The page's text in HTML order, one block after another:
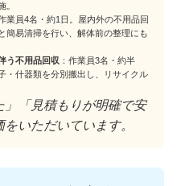
。
業員4名・約1日。屋内外の不用品回
簡易清掃を行い、解体前の整理にも
う不用品回収 ：作業員3名・約半
・什器類を分別搬出し、リサイクル
」「見積もりが明確で安
いただいています。